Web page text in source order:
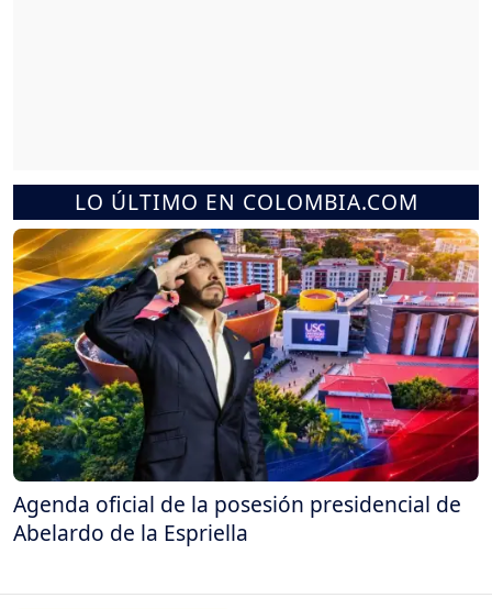
LO ÚLTIMO EN COLOMBIA.COM
Agenda oficial de la posesión presidencial de
Abelardo de la Espriella